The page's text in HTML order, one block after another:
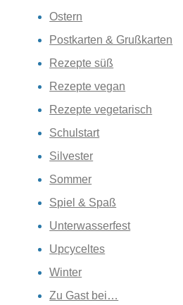
Ostern
Postkarten & Grußkarten
Rezepte süß
Rezepte vegan
Rezepte vegetarisch
Schulstart
Silvester
Sommer
Spiel & Spaß
Unterwasserfest
Upcyceltes
Winter
Zu Gast bei…